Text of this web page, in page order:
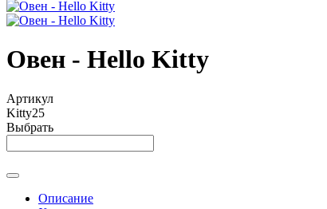
Овен - Hello Kitty
Артикул
Kitty25
Выбрать
Описание